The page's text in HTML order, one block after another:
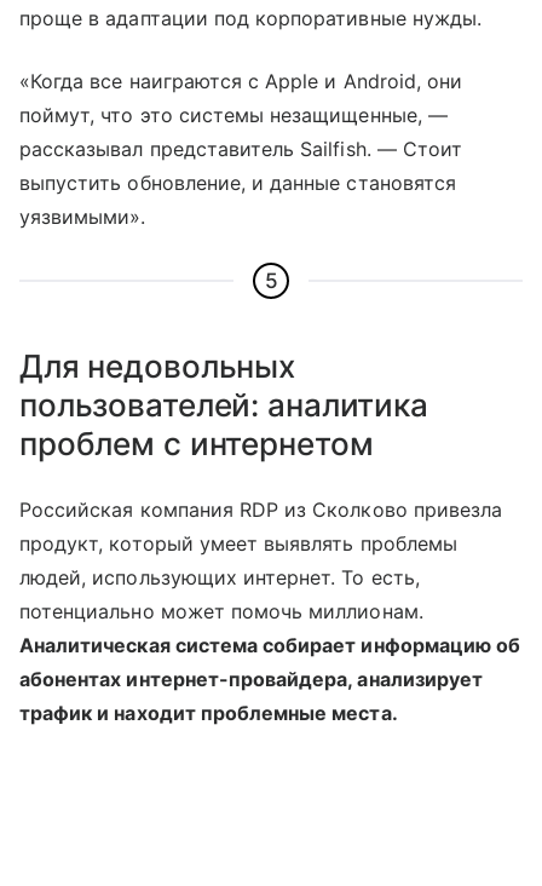
проще в адаптации под корпоративные нужды.
«Когда все наиграются с Apple и Android, они
поймут, что это системы незащищенные, —
рассказывал представитель Sailfish. — Стоит
выпустить обновление, и данные становятся
уязвимыми».
5
Для недовольных
пользователей: аналитика
проблем с интернетом
Российская компания RDP из Сколково привезла
продукт, который умеет выявлять проблемы
людей, использующих интернет. То есть,
потенциально может помочь миллионам.
Аналитическая система собирает информацию об
абонентах интернет-провайдера, анализирует
трафик и находит проблемные места.